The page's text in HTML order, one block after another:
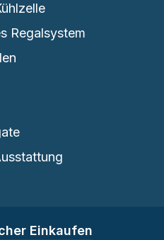
Regalsystem
Einkaufen